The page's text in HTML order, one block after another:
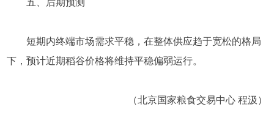
五、后期预测
短期内终端市场需求平稳，在整体供应趋于宽松的格局
下，预计近期稻谷价格将维持平稳偏弱运行。
（北京国家粮食交易中心 程汲）